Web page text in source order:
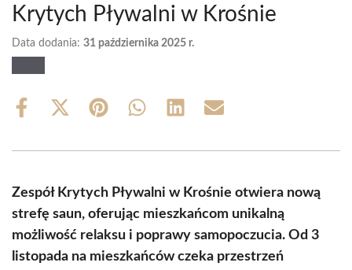
Krytych Pływalni w Krośnie
Data dodania: 31 października 2025 r.
Share
Share
(Twitter)
Share Share Share Share
Zespół Krytych Pływalni w Krośnie otwiera nową
strefę saun, oferując mieszkańcom unikalną
możliwość relaksu i poprawy samopoczucia. Od 3
listopada na mieszkańców czeka przestrzeń